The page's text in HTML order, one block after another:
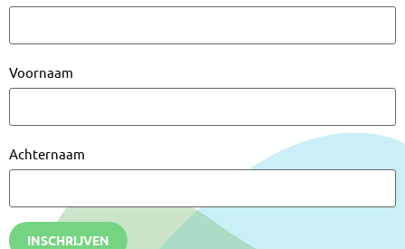
Voornaam
Achternaam
INSCHRIJVEN